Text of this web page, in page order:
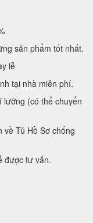
sản phẩm tốt nhất.
lễ
tại nhà miễn phí.
lưỡng (có thể chuyển
về Tủ Hồ Sơ chống
được tư vấn.